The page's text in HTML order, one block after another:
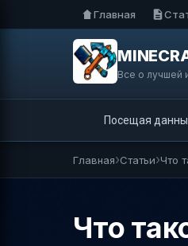
Главная
Все о лучшей
Посещая
Главная Статьи Что
Что